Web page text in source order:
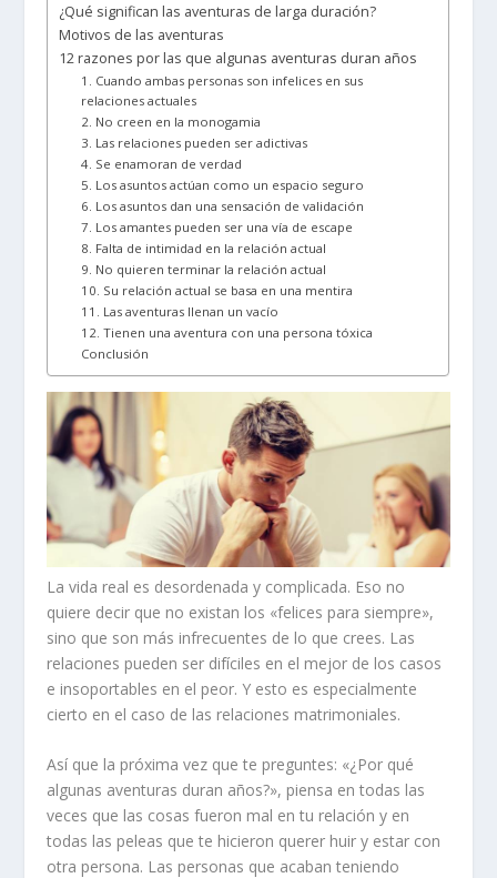
¿Qué significan las aventuras de larga duración?
Motivos de las aventuras
12 razones por las que algunas aventuras duran años
1. Cuando ambas personas son infelices en sus
relaciones actuales
2. No creen en la monogamia
3. Las relaciones pueden ser adictivas
4. Se enamoran de verdad
5. Los asuntos actúan como un espacio seguro
6. Los asuntos dan una sensación de validación
7. Los amantes pueden ser una vía de escape
8. Falta de intimidad en la relación actual
9. No quieren terminar la relación actual
10. Su relación actual se basa en una mentira
11. Las aventuras llenan un vacío
12. Tienen una aventura con una persona tóxica
Conclusión
La vida real es desordenada y complicada. Eso no
quiere decir que no existan los «felices para siempre»,
sino que son más infrecuentes de lo que crees. Las
relaciones pueden ser difíciles en el mejor de los casos
e insoportables en el peor. Y esto es especialmente
cierto en el caso de las relaciones matrimoniales.
Así que la próxima vez que te preguntes: «¿Por qué
algunas aventuras duran años?», piensa en todas las
veces que las cosas fueron mal en tu relación y en
todas las peleas que te hicieron querer huir y estar con
otra persona. Las personas que acaban teniendo